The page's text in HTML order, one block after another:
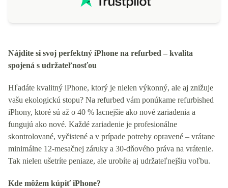
Nájdite si svoj perfektný iPhone na refurbed – kvalita
spojená s udržateľnosťou
Hľadáte kvalitný iPhone, ktorý je nielen výkonný, ale aj znižuje
vašu ekologickú stopu? Na refurbed vám ponúkame refurbished
iPhony, ktoré sú až o 40 % lacnejšie ako nové zariadenia a
fungujú ako nové. Každé zariadenie je profesionálne
skontrolované, vyčistené a v prípade potreby opravené – vrátane
minimálne 12-mesačnej záruky a 30-dňového práva na vrátenie.
Tak nielen ušetríte peniaze, ale urobíte aj udržateľnejšiu voľbu.
Kde môžem kúpiť iPhone?